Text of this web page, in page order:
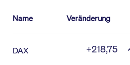
Name Veränderung
DAX +218,75